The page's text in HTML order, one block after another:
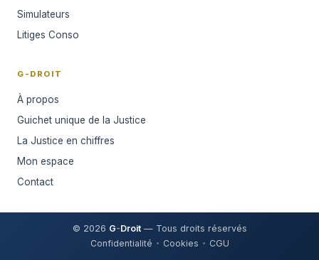
Simulateurs
Litiges Conso
G-DROIT
À propos
Guichet unique de la Justice
La Justice en chiffres
Mon espace
Contact
© 2026 G-Droit— Tous droits réservés
Confidentialité
Cookies CGU